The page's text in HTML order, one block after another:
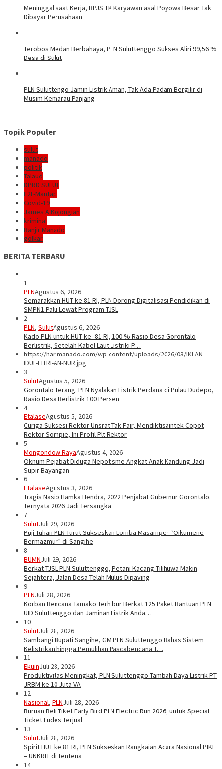
Meninggal saat Kerja, BPJS TK Karyawan asal Poyowa Besar Tak
Dibayar Perusahaan
Terobos Medan Berbahaya, PLN Suluttenggo Sukses Aliri 99,56 %
Desa di Sulut
PLN Suluttengo Jamin Listrik Aman, Tak Ada Padam Bergilir di
Musim Kemarau Panjang
Topik Populer
sulut
manado
politik
Talaud
DPRD SULUT
E2L-Mantap
Covid-19
James A Kojongian
kriminal
Banjir Manado
golkar
BERITA TERBARU
1
PLNAgustus 6, 2026
Semarakkan HUT ke 81 RI, PLN Dorong Digitalisasi Pendidikan di
SMPN1 Palu Lewat Program TJSL
2
PLN, SulutAgustus 6, 2026
Kado PLN untuk HUT ke- 81 RI, 100 % Rasio Desa Gorontalo
Berlistrik, Setelah Kabel Laut Listriki P…
https://harimanado.com/wp-content/uploads/2026/03/IKLAN-
IDUL-FITRI-AN-NUR.jpg
3
SulutAgustus 5, 2026
Gorontalo Terang. PLN Nyalakan Listrik Perdana di Pulau Dudepo,
Rasio Desa Berlistrik 100 Persen
4
EtalaseAgustus 5, 2026
Curiga Suksesi Rektor Unsrat Tak Fair, Mendiktisaintek Copot
Rektor Sompie, Ini Profil Plt Rektor
5
Mongondow RayaAgustus 4, 2026
Oknum Pejabat Diduga Nepotisme Angkat Anak Kandung Jadi
Supir Bayangan
6
EtalaseAgustus 3, 2026
Tragis Nasib Hamka Hendra, 2022 Penjabat Gubernur Gorontalo.
Ternyata 2026 Jadi Tersangka
7
SulutJuli 29, 2026
Puji Tuhan PLN Turut Sukseskan Lomba Masamper “Oikumene
Bermazmur” di Sangihe
8
BUMNJuli 29, 2026
Berkat TJSL PLN Suluttenggo, Petani Kacang Tilihuwa Makin
Sejahtera, Jalan Desa Telah Mulus Dipaving
9
PLNJuli 28, 2026
Korban Bencana Tamako Terhibur Berkat 125 Paket Bantuan PLN
UID Suluttenggo dan Jaminan Listrik Anda…
10
SulutJuli 28, 2026
Sambangi Bupati Sangihe, GM PLN Suluttenggo Bahas Sistem
Kelistrikan hingga Pemulihan Pascabencana T…
11
EkuinJuli 28, 2026
Produktivitas Meningkat, PLN Suluttenggo Tambah Daya Listrik PT
JRBM ke 10 Juta VA
12
Nasional, PLNJuli 28, 2026
Buruan Beli Tiket Early Bird PLN Electric Run 2026, untuk Special
Ticket Ludes Terjual
13
SulutJuli 28, 2026
Spirit HUT ke 81 RI, PLN Sukseskan Rangkaian Acara Nasional PIKI
– UNKRIT di Tentena
14